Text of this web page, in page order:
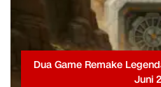
Dua Game Remake
Juni